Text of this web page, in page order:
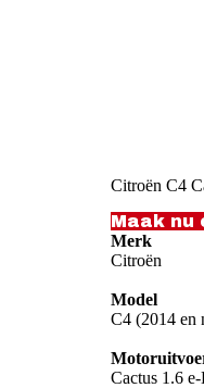
Citroën C4
Maak nu
Merk
Citroën
Model
C4 (2014 en
Cactus 1.6